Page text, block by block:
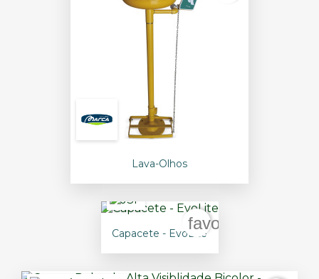
Lava-Olhos
Capacete - EvoLite
favorite_border